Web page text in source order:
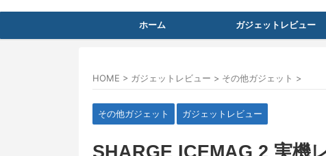
ホーム ガジェットレビュー
HOME > ガジェットレビュー > その他ガジェット >
その他ガジェット ガジェットレビュー
SHARGE ICEMAG 2 実機